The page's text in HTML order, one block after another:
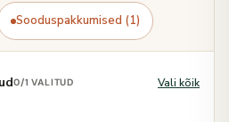
Sooduspakkumised (1)
0/1 VALITUD Vali kõik